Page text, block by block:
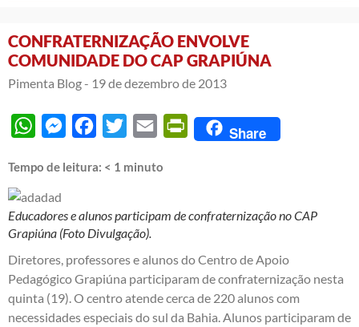
CONFRATERNIZAÇÃO ENVOLVE
COMUNIDADE DO CAP GRAPIÚNA
Pimenta Blog - 19 de dezembro de 2013
WhatsAppMessengerFacebook
Twitter Email PrintFriendly
Share
Tempo de leitura: < 1 minuto
Educadores e alunos participam de confraternização no CAP
Grapiúna (Foto Divulgação).
Diretores, professores e alunos do Centro de Apoio
Pedagógico Grapiúna participaram de confraternização nesta
quinta (19). O centro atende cerca de 220 alunos com
necessidades especiais do sul da Bahia. Alunos participaram de